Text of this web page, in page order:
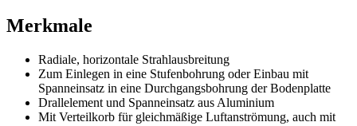
Merkmale
Radiale, horizontale Strahlausbreitung
Zum Einlegen in eine Stufenbohrung oder Einbau mit
Spanneinsatz in eine Durchgangsbohrung der Bodenplatte
Drallelement und Spanneinsatz aus Aluminium
Mit Verteilkorb für gleichmäßige Luftanströmung, auch mit